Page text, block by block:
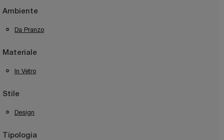
Ambiente
Da Pranzo
Materiale
In Vetro
Stile
Design
Tipologia